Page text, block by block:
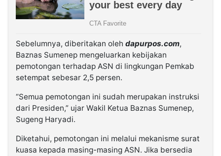
Sebelumnya, diberitakan oleh dapurpos.com,
Baznas Sumenep mengeluarkan kebijakan
pemotongan terhadap ASN di lingkungan Pemkab
setempat sebesar 2,5 persen.
“Semua pemotongan ini sudah merupakan instruksi
dari Presiden,” ujar Wakil Ketua Baznas Sumenep,
Sugeng Haryadi.
Diketahui, pemotongan ini melalui mekanisme surat
kuasa kepada masing-masing ASN. Jika bersedia